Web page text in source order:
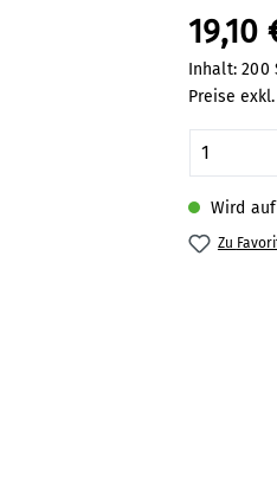
19,10
Inhalt:200
Preise
Wird
Zu